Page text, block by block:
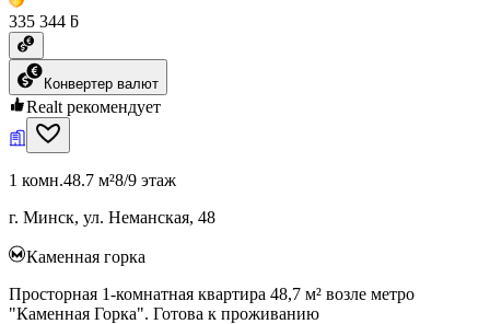
335 344 ƃ
Конвертер валют
Realt рекомендует
1 комн.48.7 м²8/9 этаж
г. Минск, ул. Неманская, 48
Каменная горка
Просторная 1-комнатная квартира 48,7 м² возле метро
"Каменная Горка". Готова к проживанию